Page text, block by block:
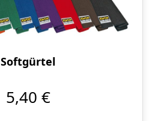
Softgürtel
5,40 €